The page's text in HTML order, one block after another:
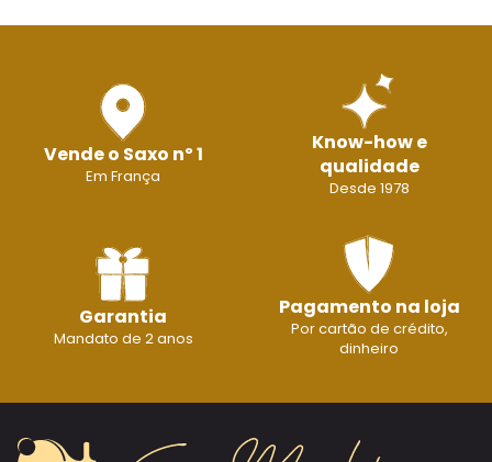
Vende o Saxo nº 1
Em França
Know-how e
qualidade
Desde 1978
Garantia
Mandato de 2 anos
Pagamento na loja
Por cartão de crédito,
dinheiro